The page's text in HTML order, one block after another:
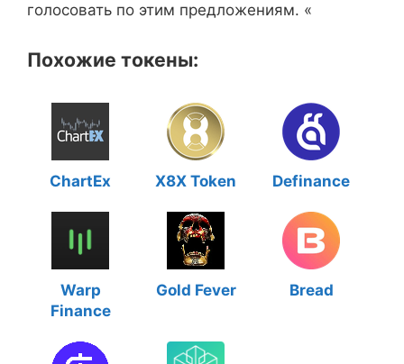
голосовать по этим предложениям. «
Похожие токены:
ChartEx X8X Token Definance
Warp
Finance
Gold Fever Bread